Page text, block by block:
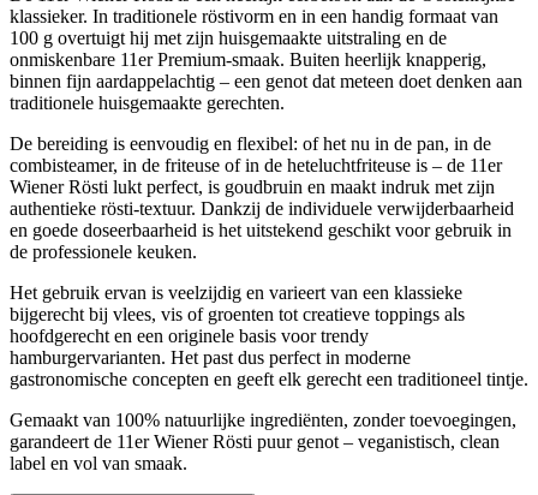
klassieker. In traditionele röstivorm en in een handig formaat van
100 g overtuigt hij met zijn huisgemaakte uitstraling en de
onmiskenbare 11er Premium-smaak. Buiten heerlijk knapperig,
binnen fijn aardappelachtig – een genot dat meteen doet denken aan
traditionele huisgemaakte gerechten.
De bereiding is eenvoudig en flexibel: of het nu in de pan, in de
combisteamer, in de friteuse of in de heteluchtfriteuse is – de 11er
Wiener Rösti lukt perfect, is goudbruin en maakt indruk met zijn
authentieke rösti-textuur. Dankzij de individuele verwijderbaarheid
en goede doseerbaarheid is het uitstekend geschikt voor gebruik in
de professionele keuken.
Het gebruik ervan is veelzijdig en varieert van een klassieke
bijgerecht bij vlees, vis of groenten tot creatieve toppings als
hoofdgerecht en een originele basis voor trendy
hamburgervarianten. Het past dus perfect in moderne
gastronomische concepten en geeft elk gerecht een traditioneel tintje.
Gemaakt van 100% natuurlijke ingrediënten, zonder toevoegingen,
garandeert de 11er Wiener Rösti puur genot – veganistisch, clean
label en vol van smaak.